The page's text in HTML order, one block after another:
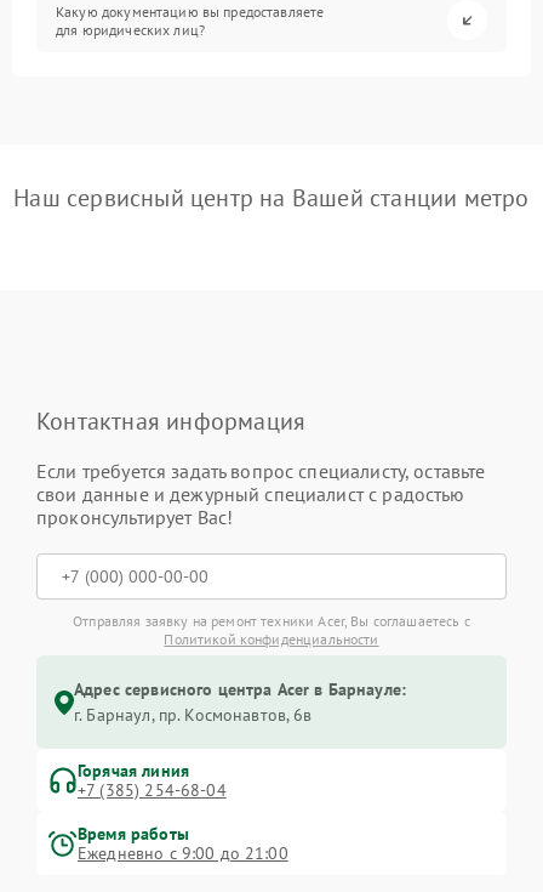
Какую документацию вы предоставляете
для юридических лиц?
Наш сервисный центр на Вашей станции метро
Контактная информация
Если требуется задать вопрос специалисту, оставьте
свои данные и дежурный специалист с радостью
проконсультирует Вас!
Отправляя заявку на ремонт техники Acer, Вы соглашаетесь с
Политикой конфиденциальности
Адрес сервисного центра Acer в Барнауле:
г. Барнаул, ​пр. Космонавтов, 6в
Горячая линия
+7 (385) 254-68-04
Время работы
Ежедневно с 9:00 до 21:00